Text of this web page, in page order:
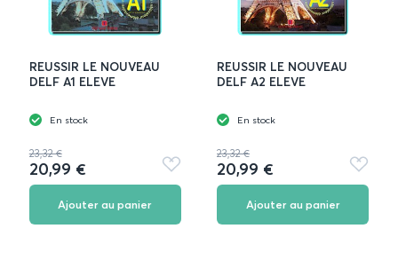
REUSSIR LE NOUVEAU
DELF A1 ELEVE
En stock
23,32 €
20,99 €
Ajouter
aux
Ajouter au panier
REUSSIR LE NOUVEAU
DELF A2 ELEVE
En stock
23,32 €
20,99 €
Ajouter
aux
Ajouter au panier